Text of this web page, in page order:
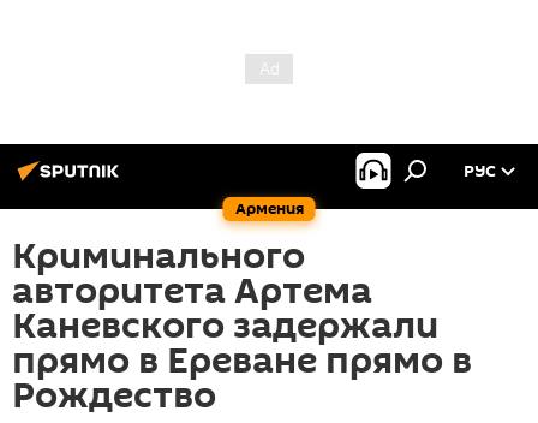
Армения
РУС
Криминального
авторитета Артема
Каневского задержали
прямо в Ереване прямо в
Рождество